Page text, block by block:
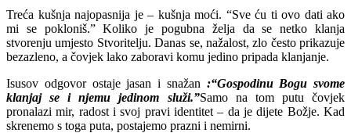
Treća kušnja najopasnija je – kušnja moći. “Sve ću ti ovo dati ako
mi se pokloniš.” Koliko je pogubna želja da se netko klanja
stvorenju umjesto Stvoritelju. Danas se, nažalost, zlo često prikazuje
bezazleno, a čovjek lako zaboravi komu jedino pripada klanjanje.
Isusov odgovor ostaje jasan i snažan :“Gospodinu Bogu svome
klanjaj se i njemu jedinom služi.”Samo na tom putu čovjek
pronalazi mir, radost i svoj pravi identitet – da je dijete Božje. Kad
skrenemo s toga puta, postajemo prazni i nemirni.